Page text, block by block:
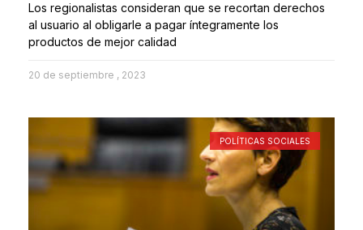
Los regionalistas consideran que se recortan derechos
al usuario al obligarle a pagar íntegramente los
productos de mejor calidad
20 de septiembre , 2023
POLÍTICAS SOCIALES